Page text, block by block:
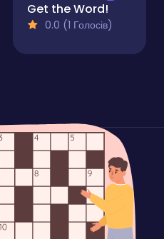
Get the Word!
0.0 (1 Голосів)